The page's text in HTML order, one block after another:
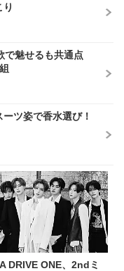
で魅せるも共通点
ツ姿で香水選び！
DRIVE ONE、2ndミ